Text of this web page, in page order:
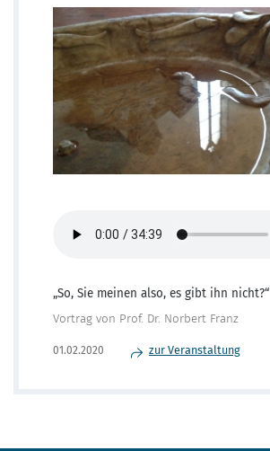
„So, Sie meinen also, es gibt ihn nicht?“
Vortrag von Prof. Dr. Norbert Franz
01.02.2020 zur Veranstaltung